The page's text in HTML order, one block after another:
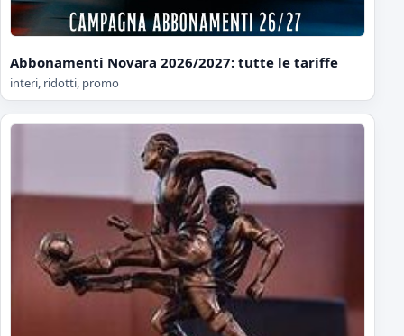
Abbonamenti Novara 2026/2027: tutte le tariffe
interi, ridotti, promo